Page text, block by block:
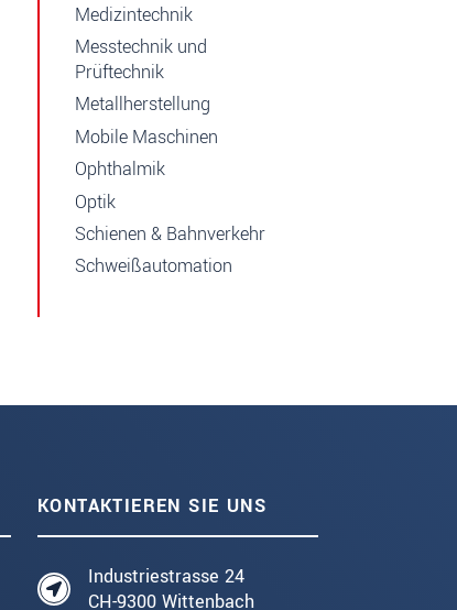
Medizintechnik
Messtechnik und
Prüftechnik
Metallherstellung
Mobile Maschinen
Ophthalmik
Optik
Schienen & Bahnverkehr
Schweißautomation
KONTAKTIEREN SIE UNS
Industriestrasse 24
CH-9300 Wittenbach